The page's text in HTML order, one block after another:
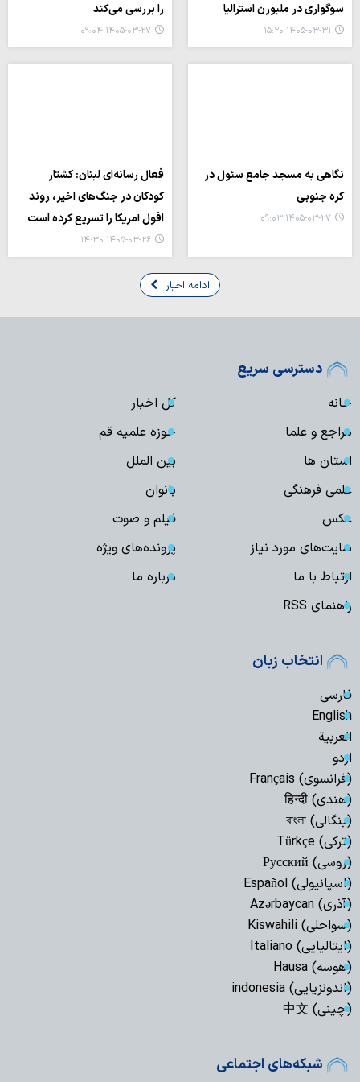
سوگواری در ملبورن استرالیا
۱۴۰۵-۰۳-۳۱ ۱۵:۲۰
را بررسی می‌کند
۱۴۰۵-۰۳-۲۷ ۰۹:۰۴
نگاهی به مسجد جامع سئول در
کره جنوبی
۱۴۰۵-۰۳-۲۷ ۰۹:۰۳
فعال رسانه‌ای لبنان: کشتار
کودکان در جنگ‌های اخیر، روند
افول آمریکا را تسریع کرده است
۱۴۰۵-۰۳-۲۶ ۱۴:۳۰
ادامه اخبار
دسترسی سریع
خانه
کل اخبار
مراجع و علما
حوزه علمیه قم
استان ها
بین الملل
علمی فرهنگی
بانوان
عکس
فیلم و صوت
سایت‌های مورد نیاز
پرونده‌های ویژه
ارتباط با ما
درباره ما
راهنمای RSS
انتخاب زبان
فارسی
English
العربیة
اردو
(فرانسوی) Français
(هندی) हिन्दी
(بنگالی) বাংলা
(ترکی) Türkçe
(روسی) Русский
(اسپانیولی) Español
(آذری) Azərbaycan
(سواحلی) Kiswahili
(ایتالیایی) Italiano
(هوسه) Hausa
(اندونزیایی) indonesia
(چینی) 中文
شبکه‌های اجتماعی